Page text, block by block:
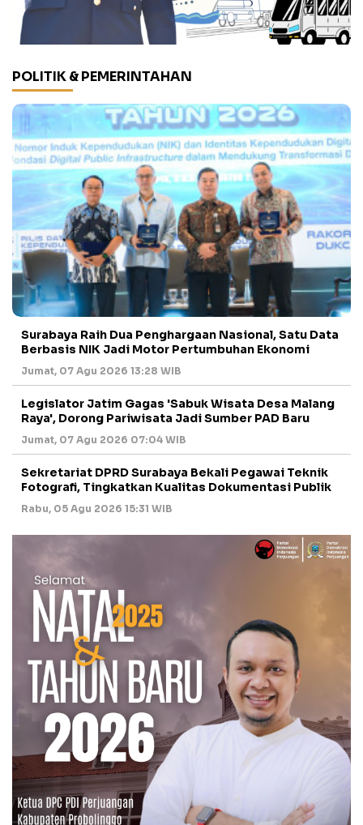
POLITIK & PEMERINTAHAN
Surabaya Raih Dua Penghargaan Nasional, Satu Data
Berbasis NIK Jadi Motor Pertumbuhan Ekonomi
Jumat, 07 Agu 2026 13:28 WIB
Legislator Jatim Gagas 'Sabuk Wisata Desa Malang
Raya', Dorong Pariwisata Jadi Sumber PAD Baru
Jumat, 07 Agu 2026 07:04 WIB
Sekretariat DPRD Surabaya Bekali Pegawai Teknik
Fotografi, Tingkatkan Kualitas Dokumentasi Publik
Rabu, 05 Agu 2026 15:31 WIB